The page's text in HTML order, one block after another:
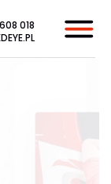
018